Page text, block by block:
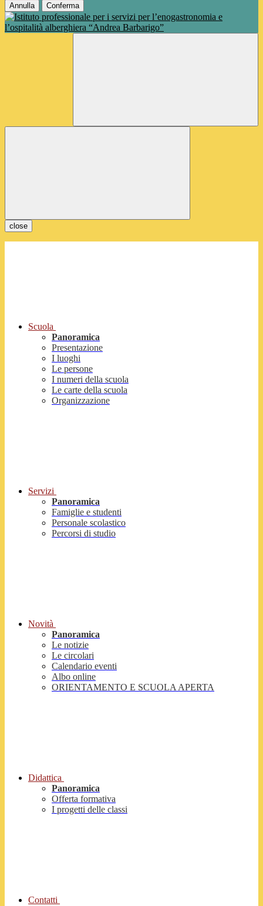
Annulla Conferma
close
Scuola
Panoramica
Presentazione
I luoghi
Le persone
I numeri della scuola
Le carte della scuola
Organizzazione
Servizi
Panoramica
Famiglie e studenti
Personale scolastico
Percorsi di studio
Novità
Panoramica
Le notizie
Le circolari
Calendario eventi
Albo online
ORIENTAMENTO E SCUOLA APERTA
Didattica
Panoramica
Offerta formativa
I progetti delle classi
Contatti